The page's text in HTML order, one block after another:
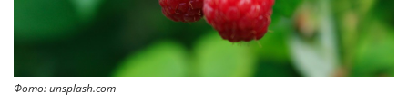
Фото: unsplash.com